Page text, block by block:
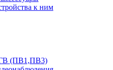
к ним
(ПВ1,ПВ3)